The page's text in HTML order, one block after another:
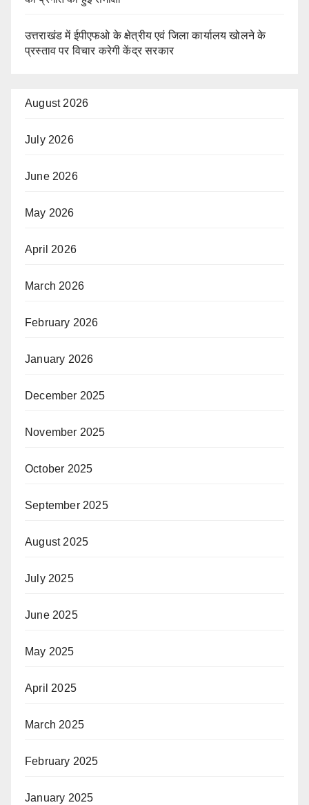
उत्तराखंड में ईपीएफओ के क्षेत्रीय एवं जिला कार्यालय खोलने के
प्रस्ताव पर विचार करेगी केंद्र सरकार
August 2026
July 2026
June 2026
May 2026
April 2026
March 2026
February 2026
January 2026
December 2025
November 2025
October 2025
September 2025
August 2025
July 2025
June 2025
May 2025
April 2025
March 2025
February 2025
January 2025